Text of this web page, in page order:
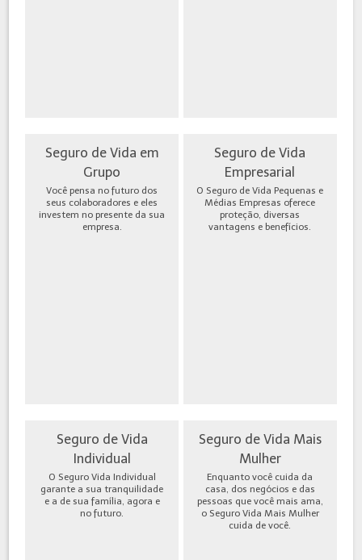
Seguro de Vida em
Grupo
Você pensa no futuro dos
seus colaboradores e eles
investem no presente da sua
empresa.
Seguro de Vida
Empresarial
O Seguro de Vida Pequenas e
Médias Empresas oferece
proteção, diversas
vantagens e benefícios.
Seguro de Vida
Individual
O Seguro Vida Individual
garante a sua tranquilidade
e a de sua família, agora e
no futuro.
Seguro de Vida Mais
Mulher
Enquanto você cuida da
casa, dos negócios e das
pessoas que você mais ama,
o Seguro Vida Mais Mulher
cuida de você.